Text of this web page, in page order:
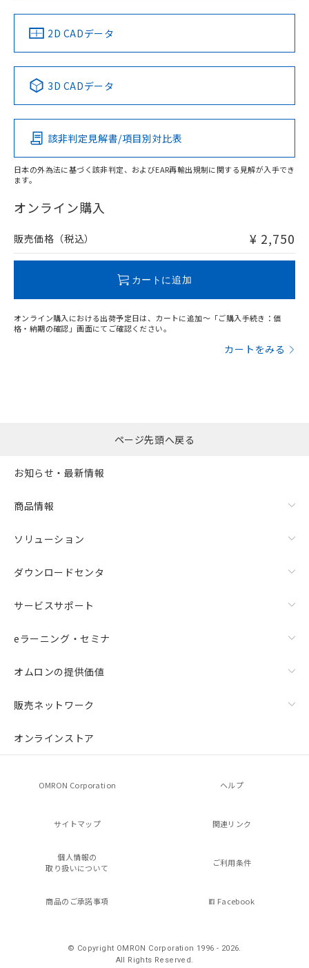
中国 RoHS 注意事項・凡例
Pb Hg Cd Cr(VI)
O
在庫等で未対応品が混在する可能性があります。
問い合わせください。
（イギリス
船舶規格）
（ノルウェー
（フランス
（韓国
No No No No
この製品の規格認証/適合状況ページへ
その他の認証はこちらのページからご検索ください
2D CADデータ
3D CADデータ
該非判定見解書/項目別対比表
日本の外為法に基づく該非判定、およびEAR再輸出規制に関する見解が入手でき
ます。
オンライン購入
販売価格（税込） ¥ 2,750
カートに追加
オンライン購入における出荷予定日は、カートに追加～「ご購入手続き：価
格・納期の確認」画面にてご確認ください。
カートをみる
ページ先頭へ戻る
お知らせ・最新情報
商品情報
ソリューション
ダウンロードセンタ
サービスサポート
eラーニング・セミナ
オムロンの提供価値
販売ネットワーク
オンラインストア
OMRON Corporation ヘルプ
サイトマップ 関連リンク
個人情報の
取り扱いについて
ご利用条件
商品のご承諾事項 Facebook
© Copyright OMRON Corporation 1996 - 2026.
All Rights Reserved.